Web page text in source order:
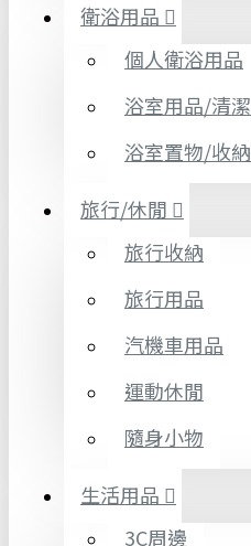
衛浴用品
個人衛浴用品
浴室用品/清潔
浴室置物/收納
旅行/休閒
旅行收納
旅行用品
汽機車用品
運動休閒
隨身小物
生活用品
3C周邊